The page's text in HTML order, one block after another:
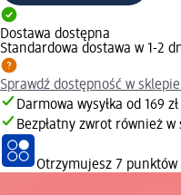
Dostawa dostępna
Standardowa dostawa w 1-2
Sprawdź dostępność w
Darmowa wysyłka od 169 zł
Bezpłatny zwrot również w
Otrzymujesz 7 punktów